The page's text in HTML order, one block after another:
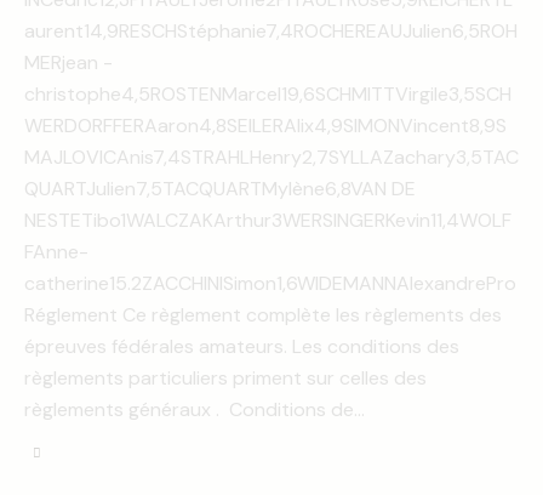
aurent14,9RESCHStéphanie7,4ROCHEREAUJulien6,5ROH
MERjean -
christophe4,5ROSTENMarcel19,6SCHMITTVirgile3,5SCH
WERDORFFERAaron4,8SEILERAlix4,9SIMONVincent8,9S
MAJLOVICAnis7,4STRAHLHenry2,7SYLLAZachary3,5TAC
QUARTJulien7,5TACQUARTMylène6,8VAN DE
NESTETibo1WALCZAKArthur3WERSINGERKevin11,4WOLF
FAnne-
catherine15.2ZACCHINISimon1,6WIDEMANNAlexandrePro
Réglement Ce règlement complète les règlements des
épreuves fédérales amateurs. Les conditions des
règlements particuliers priment sur celles des
règlements généraux . Conditions de…